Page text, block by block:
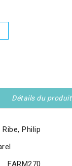
Détails du produit
Ribe, Philip
FARM270